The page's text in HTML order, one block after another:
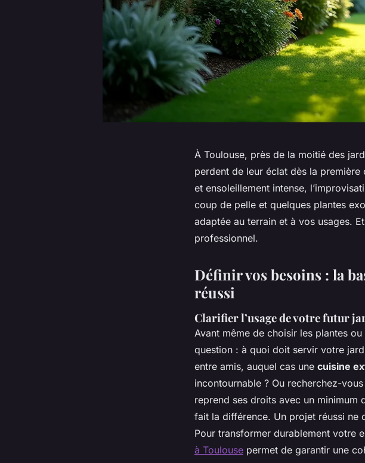
À Toulouse, près de la moitié des
perdent de leur éclat dès la
et ensoleillement intense,
coup de pelle et quelques plantes
adaptée au terrain et à vos usages.
professionnel.
Définir vos besoins : la
réussi
Clarifier l’usage de votre futur
Avant même de choisir les plantes
question : à quoi doit servir votre
entre amis, auquel cas une cuisine
incontournable ? Ou recherchez-
reprend ses droits avec un minimum
fait la différence. Un projet réussi ne
Pour transformer durablement votre
à Toulouse permet de garantir une